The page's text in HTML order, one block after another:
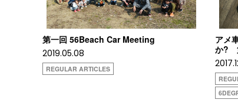
第一回 56Beach Car Meeting
2019.05.08
REGULAR ARTICLES
アメ
か?